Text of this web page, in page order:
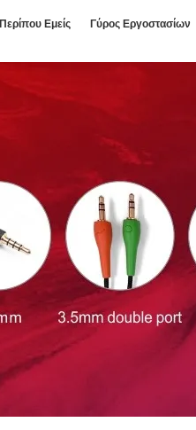
Περίπου Εμείς Γύρος Εργοστασίων